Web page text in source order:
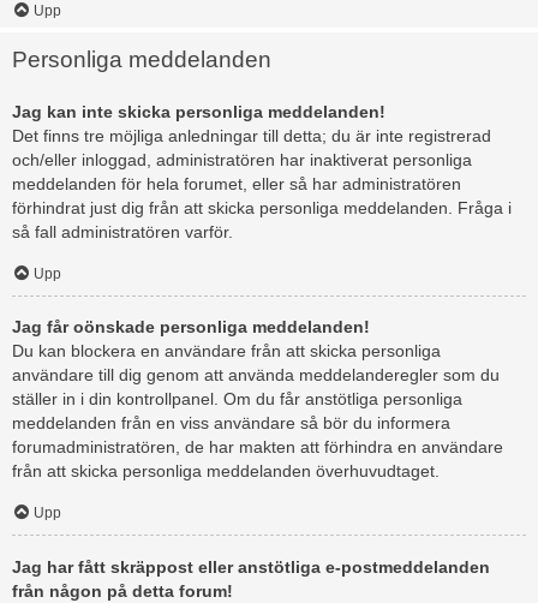
Upp
Personliga meddelanden
Jag kan inte skicka personliga meddelanden!
Det finns tre möjliga anledningar till detta; du är inte registrerad
och/eller inloggad, administratören har inaktiverat personliga
meddelanden för hela forumet, eller så har administratören
förhindrat just dig från att skicka personliga meddelanden. Fråga i
så fall administratören varför.
Upp
Jag får oönskade personliga meddelanden!
Du kan blockera en användare från att skicka personliga
användare till dig genom att använda meddelanderegler som du
ställer in i din kontrollpanel. Om du får anstötliga personliga
meddelanden från en viss användare så bör du informera
forumadministratören, de har makten att förhindra en användare
från att skicka personliga meddelanden överhuvudtaget.
Upp
Jag har fått skräppost eller anstötliga e-postmeddelanden
från någon på detta forum!